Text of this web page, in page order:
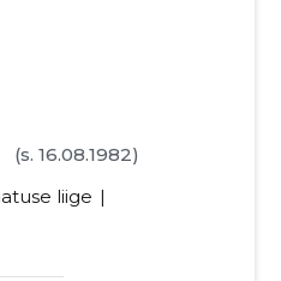
(s. 16.08.1982)
liige